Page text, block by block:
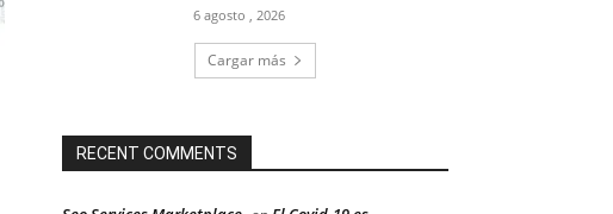
6 agosto , 2026
Cargar más
RECENT COMMENTS